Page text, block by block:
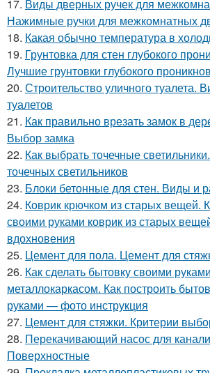
17. Виды дверных ручек для
Нажимные ручки для межкомнатных
18. Какая обычно температура в
19. Грунтовка для стен глубокого
Лучшие грунтовки глубокого
20. Строительство уличного туалета.
туалетов
21. Как правильно врезать замок в
Выбор замка
22. Как выбрать точечные
точечных светильников
23. Блоки бетонные для стен. Виды и
24. Коврик крючком из старых вещей.
своими руками коврик из старых
вдохновения
25. Цемент для пола. Цемент для
26. Как сделать бытовку своими
металлокаркасом. Как построить
руками — фото инструкция
27. Цемент для стяжки. Критерии
28. Перекачивающий насос для
Поверхностные